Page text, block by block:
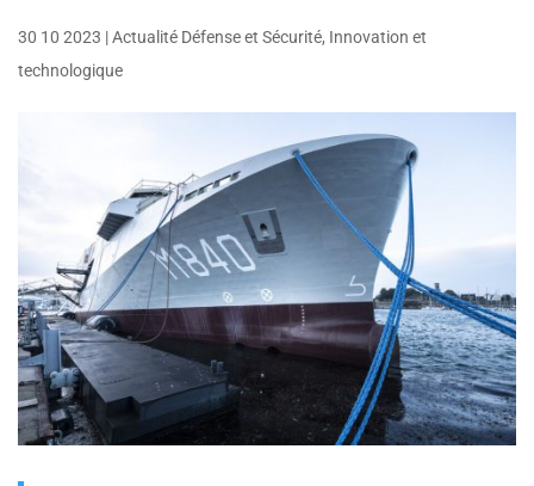
30 10 2023 |Actualité Défense et Sécurité, Innovation et
technologique